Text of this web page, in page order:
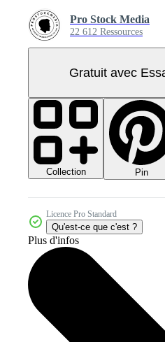
Pro Stock Media
22 612 Ressources
Gratuit avec
Collection Pin
Licence Pro Standard
Qu'est-ce que c'est ?
Plus d'infos